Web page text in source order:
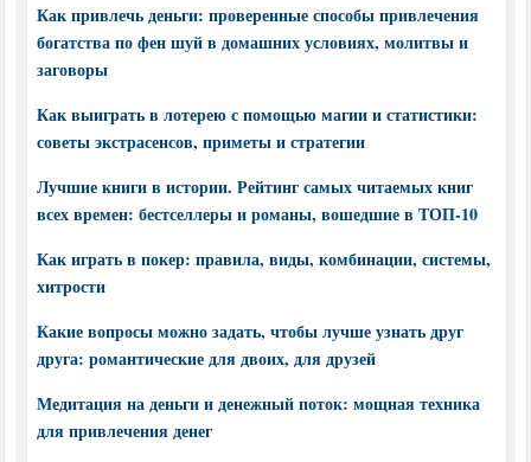
Как привлечь деньги: проверенные способы привлечения
богатства по фен шуй в домашних условиях, молитвы и
заговоры
Как выиграть в лотерею с помощью магии и статистики:
советы экстрасенсов, приметы и стратегии
Лучшие книги в истории. Рейтинг самых читаемых книг
всех времен: бестселлеры и романы, вошедшие в ТОП-10
Как играть в покер: правила, виды, комбинации, системы,
хитрости
Какие вопросы можно задать, чтобы лучше узнать друг
друга: романтические для двоих, для друзей
Медитация на деньги и денежный поток: мощная техника
для привлечения денег